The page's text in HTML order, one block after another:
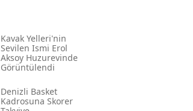
Kavak Yelleri'nin
Sevilen Ismi Erol
Aksoy Huzurevinde
Görüntülendi
Denizli Basket
Kadrosuna Skorer